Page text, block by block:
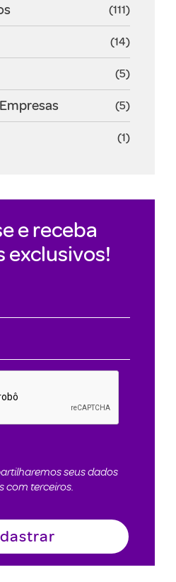
(111)
(14)
(5)
(5)
(1)
e receba
exclusivos!
seus dados
com terceiros.